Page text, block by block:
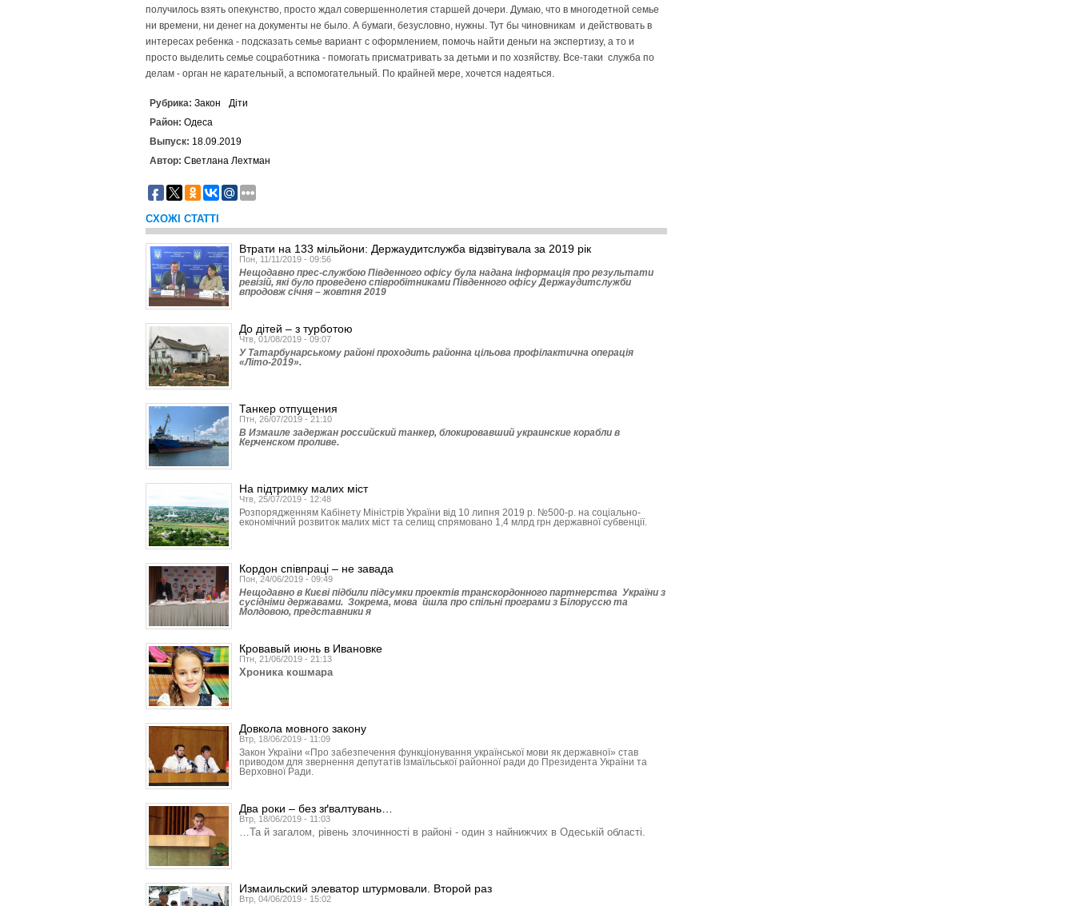
получилось взять опекунство, просто ждал совершеннолетия старшей дочери. Думаю, что в многодетной семье
ни времени, ни денег на документы не было. А бумаги, безусловно, нужны. Тут бы чиновникам и действовать в
интересах ребенка - подсказать семье вариант с оформлением, помочь найти деньги на экспертизу, а то и
просто выделить семье соцработника - помогать присматривать за детьми и по хозяйству. Все-таки служба по
делам - орган не карательный, а вспомогательный. По крайней мере, хочется надеяться.
Рубрика: Закон
Діти
Район: Одеса
Выпуск: 18.09.2019
Автор: Светлана Лехтман
СХОЖІ СТАТТІ
Втрати на 133 мільйони: Держаудитслужба відзвітувала за 2019 рік
Пон, 11/11/2019 - 09:56
Нещодавно прес-службою Півден­ного офісу була надана інформація про результати
ревізій, які було проведено співробітниками Південного офісу Держаудитслужби
впродовж січня – жовтня 2019
До дітей – з турботою
Чтв, 01/08/2019 - 09:07
У Татарбунарському районі проходить районна цільова профілактична операція
«Літо-2019».
Танкер отпущения
Птн, 26/07/2019 - 21:10
В Измаиле задержан российский танкер, блокировавший украинские корабли в
Керченском проливе.
На підтримку малих міст
Чтв, 25/07/2019 - 12:48
Розпорядженням Кабінету Міністрів України від 10 липня 2019 р. №500-р. на соціально-
економічний розвиток малих міст та селищ спрямовано 1,4 млрд грн державної субвенції.
Кордон співпраці – не завада
Пон, 24/06/2019 - 09:49
Нещодавно в Києві підбили підсумки проектів транскордонного партнерства України з
сусідніми державами. Зокрема, мова йшла про спільні програми з Білоруссю та
Молдовою, представники я
Кровавый июнь в Ивановке
Птн, 21/06/2019 - 21:13
Хроника кошмара
Довкола мовного закону
Втр, 18/06/2019 - 11:09
Закон України «Про забезпечення функціонування української мови як державної» став
приводом для звернення депутатів Ізмаїльської районної ради до Президента України та
Верховної Ради.
Два роки – без зґвалтувань…
Втр, 18/06/2019 - 11:03
…Та й загалом, рівень злочинності в районі - один з найнижчих в Одеській області.
Измаильский элеватор штурмовали. Второй раз
Втр, 04/06/2019 - 15:02